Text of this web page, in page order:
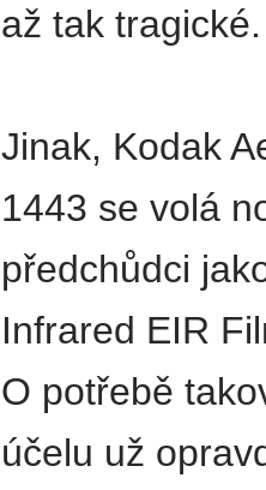
až tak tragické.
Jinak, Kodak
1443 se volá
předchůdci
Infrared EIR
O potřebě
účelu už